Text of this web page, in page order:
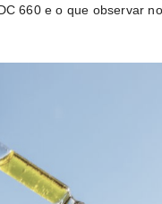
660 e o que observar